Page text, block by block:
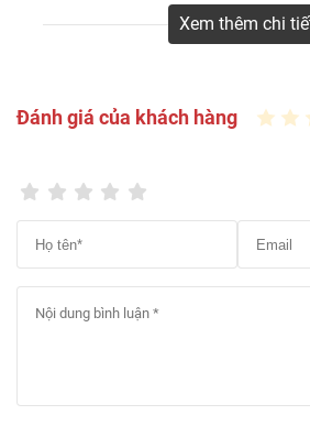
thi công sàn nhựa vinyl dán
nghiệp
Giá sàn nhựa dán keo 2mm, 3mm
các dòng sản phẩm phổ biến nhất
hiện nay dưới đây:
dán keo
Quy cách
Galaxy
* 2
Xem thêm chi
Đánh giá của khách hàng